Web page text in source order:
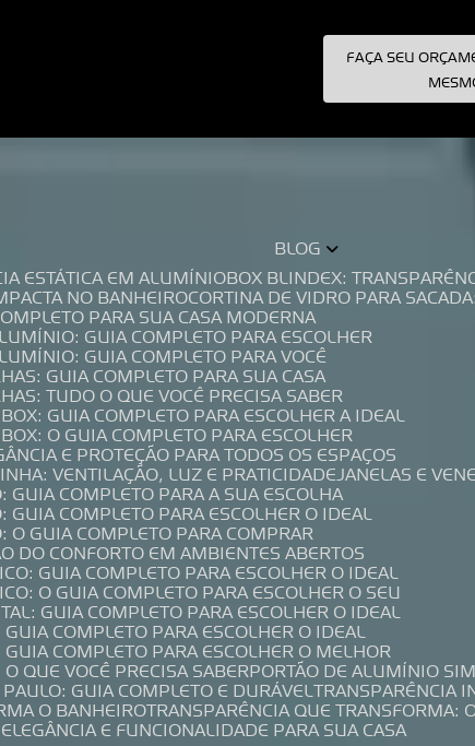
FAÇA SEU
BLOG
ESTÁTICA EM ALUMÍNIO BOX BLINDEX:
NO BANHEIRO CORTINA DE VIDRO PARA
PARA SUA CASA MODERNA
GUIA COMPLETO PARA ESCOLHER
GUIA COMPLETO PARA VOCÊ
GUIA COMPLETO PARA SUA CASA
TUDO O QUE VOCÊ PRECISA SABER
GUIA COMPLETO PARA ESCOLHER A IDEAL
O GUIA COMPLETO PARA ESCOLHER
E PROTEÇÃO PARA TODOS OS ESPAÇOS
VENTILAÇÃO, LUZ E PRATICIDADE JANELAS E
GUIA COMPLETO PARA A SUA ESCOLHA
GUIA COMPLETO PARA ESCOLHER O IDEAL
O GUIA COMPLETO PARA COMPRAR
DO CONFORTO EM AMBIENTES ABERTOS
GUIA COMPLETO PARA ESCOLHER O IDEAL
O GUIA COMPLETO PARA ESCOLHER O SEU
GUIA COMPLETO PARA ESCOLHER O IDEAL
COMPLETO PARA ESCOLHER O IDEAL
COMPLETO PARA ESCOLHER O MELHOR
QUE VOCÊ PRECISA SABER PORTÃO DE ALUMÍNIO
GUIA COMPLETO E DURÁVEL TRANSPARÊNCIA
O BANHEIRO TRANSPARÊNCIA QUE
E FUNCIONALIDADE PARA SUA CASA